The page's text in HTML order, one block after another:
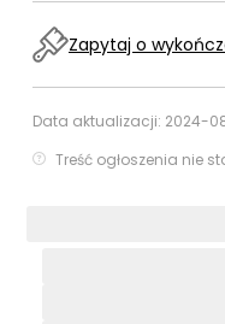
Zapytaj o
Data aktualizacji: 2024-
Treść ogłoszenia nie